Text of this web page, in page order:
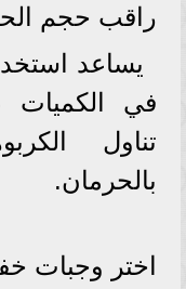
راقب حجم
يساعد
في الكميات
تناول
بالحرمان.
اختر وجبات